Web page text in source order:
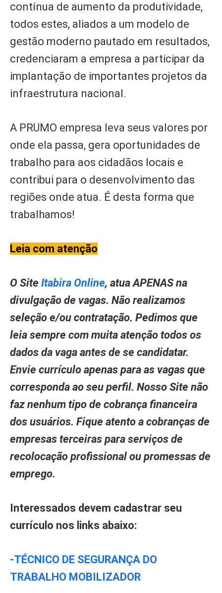
contínua de aumento da produtividade,
todos estes, aliados a um modelo de
gestão moderno pautado em resultados,
credenciaram a empresa a participar da
implantação de importantes projetos da
infraestrutura nacional.
A PRUMO empresa leva seus valores por
onde ela passa, gera oportunidades de
trabalho para aos cidadãos locais e
contribui para o desenvolvimento das
regiões onde atua. É desta forma que
trabalhamos!
Leia com atenção
O Site Itabira Online, atua APENAS na
divulgação de vagas. Não realizamos
seleção e/ou contratação. Pedimos que
leia sempre com muita atenção todos os
dados da vaga antes de se candidatar.
Envie currículo apenas para as vagas que
corresponda ao seu perfil. Nosso Site não
faz nenhum tipo de cobrança financeira
dos usuários. Fique atento a cobranças de
empresas terceiras para serviços de
recolocação profissional ou promessas de
emprego.
Interessados devem cadastrar seu
currículo nos links abaixo:
-TÉCNICO DE SEGURANÇA DO
TRABALHO MOBILIZADOR